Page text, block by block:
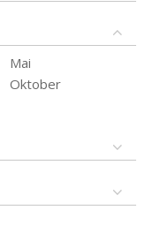
Mai
Oktober